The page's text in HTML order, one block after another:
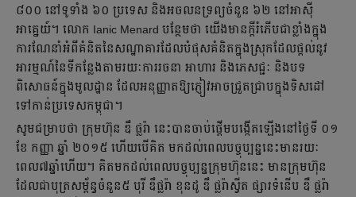
៨០០ នៅទូទាំង ៦០ ប្រទេស និងអចលនទ្រព្យចំនួន ៦២ នៅអាស៊ី
អាគ្នេយ៍។ លោក Ianic Menard បន្ថែមថា យើងមានក្តីរំភើបជាខ្លាំងក្នុង
ការណែនាំអំពីគំនិតនៃសណ្ឋាគារដែលបំផុសគំនិតក្នុងស្រុកដែលផ្តល់នូវ
អារម្មណ៍នៃទីកន្លែងតាមរយៈការរចនា អាហារ និងភេសជ្ជៈ និងបទ
ពិសោធន៍ក្នុងមូលដ្ឋាន ដែលអនុញ្ញាតឱ្យភ្ញៀវអាចជ្រួតជ្រាបក្នុងទិសដៅ
ទៅកាន់ប្រទេសកម្ពុជា។
សូមជម្រាបថា ក្រុមហ៊ុន ឌឹ ផ្លរ៉ា នេះបានចាប់ផ្ដើមបង្កើតឡើងនៅថ្ងៃទី ០១
ខែ កញ្ញា ឆ្នាំ ២០១៥ ហើយបើគិត មកដល់ពេលបច្ចុប្បន្ននេះមានរយៈ
ពេល៧ឆ្នាំហើយ។ គិតមកដល់ពេលបច្ចុប្បន្នក្រុមហ៊ុននេះ មានក្រុមហ៊ុន
ដែលជាបុត្រសម្ព័ន្ធចំនួន៥ បុរី ឌឹផ្លរ៉ា ខុនដូ ឌឹ ផ្លរ៉ាស្វីត ផ្សារទំនើប ឌឺ ផ្លរ៉ា